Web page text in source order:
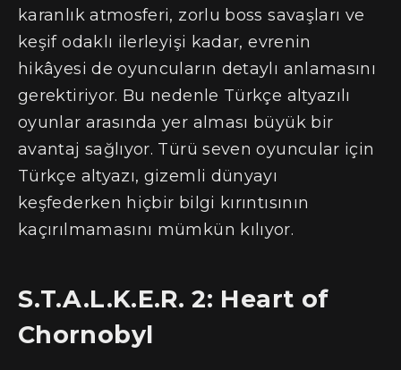
karanlık atmosferi, zorlu boss savaşları ve
keşif odaklı ilerleyişi kadar, evrenin
hikâyesi de oyuncuların detaylı anlamasını
gerektiriyor. Bu nedenle Türkçe altyazılı
oyunlar arasında yer alması büyük bir
avantaj sağlıyor. Türü seven oyuncular için
Türkçe altyazı, gizemli dünyayı
keşfederken hiçbir bilgi kırıntısının
kaçırılmamasını mümkün kılıyor.
S.T.A.L.K.E.R. 2: Heart of
Chornobyl